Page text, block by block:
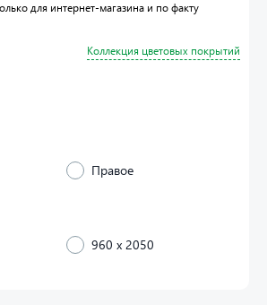
Коллекция цветовых покрытий
Правое
960 x 2050
для интернет-магазина и по факту